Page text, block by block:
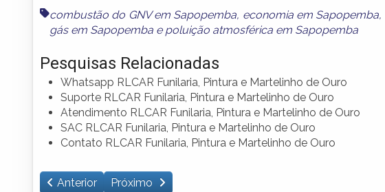
combustão do GNV em Sapopemba, economia em Sapopemba,
gás em Sapopemba e poluição atmosférica em Sapopemba
Pesquisas Relacionadas
Whatsapp RLCAR Funilaria, Pintura e Martelinho de Ouro
Suporte RLCAR Funilaria, Pintura e Martelinho de Ouro
Atendimento RLCAR Funilaria, Pintura e Martelinho de Ouro
SAC RLCAR Funilaria, Pintura e Martelinho de Ouro
Contato RLCAR Funilaria, Pintura e Martelinho de Ouro
Anterior Próximo